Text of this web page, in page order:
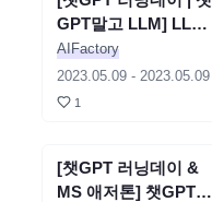
GPT말고 LLM] LLM
기반 챗봇 만들기 - 박
찬성
AIFactory
2023.05.09- 2023.05.09
1
세미나 종료
[챗GPT 러닝데이 &
MS 애저톤] 챗GPT에